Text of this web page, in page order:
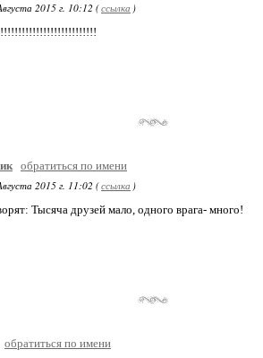
2015 г. 10:12 (ссылка )
обратиться по имени
2015 г. 11:02 (ссылка )
Тысяча друзей мало, одного врага- много!
обратиться по имени